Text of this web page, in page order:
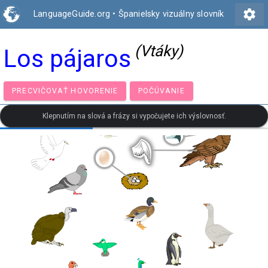
LanguageGuide.org • Španielsky vizuálny slovník settings
Los pájaros (Vtáky)
PRECVIČOVAŤ HOVORENIE POČÚVANIE
Klepnutím na slová a frázy si vypočujete ich výslovnosť.